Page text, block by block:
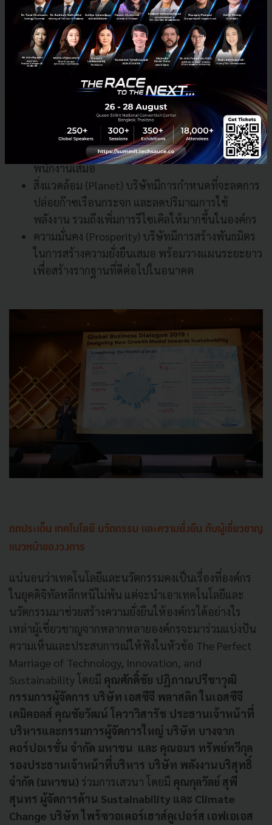
เคมิคอลชั้นนำของโลก ในส่วนของ บมจ. อินโดรามา เวน
เจอร์ ในองค์กรนั้นได้มีการให้ความสำคัญกับ 3 เสาหลัก
คือ
คน (People) คนถือเป็นกุญแจสำคัญขององค์กรใน
การเดินหน้าสู่ความสำเร็จ ทางบริษัทจึงสร้างสภาพ
แวดล้อมที่มีความหลากหลาย ทั้งความหลากหลาย
ทางเพศ อายุ เชื้อชาติ ซึ่งนี่ทำให้มีความเห็นที่หลาก
หลายในการทำงาน พร้อมมุมมองใหม่ๆ จาก
พนักงานเสมอ
สิ่งแวดล้อม (Planet) บริษัทมีการกำหนดที่จะลดการ
ปล่อยก๊าซเรือนกระจก และลดปริมาณการใช้
พลังงาน รวมถึงเพิ่มการรีไซเคิลให้มากขึ้นในองค์กร
ความมั่นคง (Prosperity) บริษัทมีการสร้างพันธมิตร
ในการสร้างความยั่งยืนเสมอ พร้อมวางแผนระยะยาว
เพื่อสร้างรากฐานที่ดีต่อไปในอนาคต
ถกประเด็น เทคโนโลยี นวัตกรรม และความยั่งยืน กับผู้เชี่ยวชาญ
แนวหน้าของวงการ
แน่นอนว่าเทคโนโลยีและนวัตกรรมคงเป็นเรื่องที่องค์กร
ในยุคดิจิทัลหลีกหนีไม่พ้น แต่จะนำเอาเทคโนโลยีและ
นวัตกรรมมาช่วยสร้างความยั่งยืนให้องค์กรได้อย่างไร
เหล่าผู้เชี่ยวชาญจากหลากหลายองค์กรจะมาร่วมแบ่งปัน
ความเห็นและประสบการณ์ให้ฟังในหัวข้อ The Perfect
Marriage of Technology, Innovation, and
Sustainability โดยมี คุณศักดิ์ชัย ปฏิภาณปรีชาวุฒิ
กรรมการผู้จัดการ บริษัท เอสซีจี พลาสติก ในเอสซีจี
เคมิคอลส์ คุณชัยวัฒน์ โควาวิสารัช ประธานเจ้าหน้าที่
บริหารและกรรมการผู้จัดการใหญ่ บริษัท บางจาก
คอร์ปอเรชั่น จำกัด มหาชน และ คุณอมร ทรัพย์ทวีกุล
รองประธานเจ้าหน้าที่บริหาร บริษัท พลังงานบริสุทธิ์
จำกัด (มหาชน) ร่วมการเสวนา โดยมี คุณกุลวัลย์ สุพี
สุนทร ผู้จัดการด้าน Sustainability และ Climate
Change บริษัท ไพร้ซวอเตอร์เฮาส์คูเปอร์ส เอฟเอเอส